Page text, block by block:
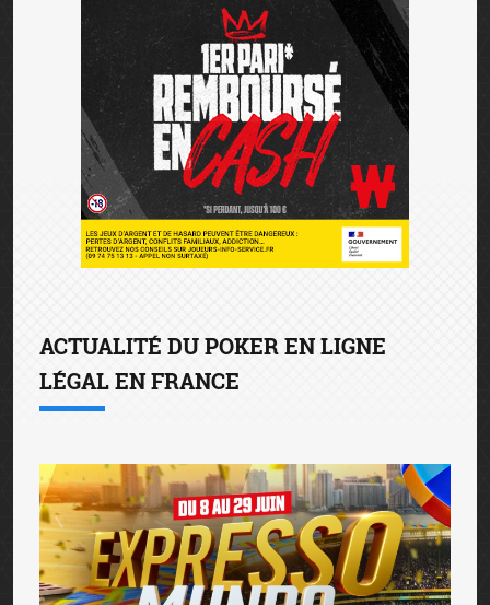
ACTUALITÉ DU POKER EN LIGNE
LÉGAL EN FRANCE